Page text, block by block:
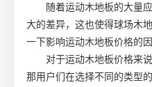
随着运动木地板的大量
大的差异，这也使得球场木
一下影响运动木地板价格的
对于运动木地板价格来
那用户们在选择不同的类型